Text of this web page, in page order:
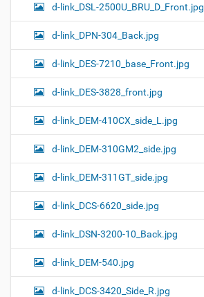
d-link_DSL-2500U_BRU_D_Front.jpg
d-link_DPN-304_Back.jpg
d-link_DES-7210_base_Front.jpg
d-link_DES-3828_front.jpg
d-link_DEM-410CX_side_L.jpg
d-link_DEM-310GM2_side.jpg
d-link_DEM-311GT_side.jpg
d-link_DCS-6620_side.jpg
d-link_DSN-3200-10_Back.jpg
d-link_DEM-540.jpg
d-link_DCS-3420_Side_R.jpg